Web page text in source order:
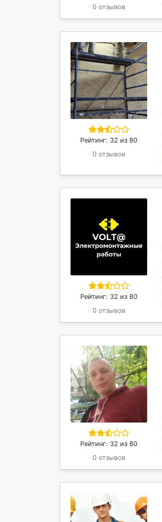
0 отзывов
Рейтинг: 32 из 80
0 отзывов
Рейтинг: 32 из 80
0 отзывов
Рейтинг: 32 из 80
0 отзывов